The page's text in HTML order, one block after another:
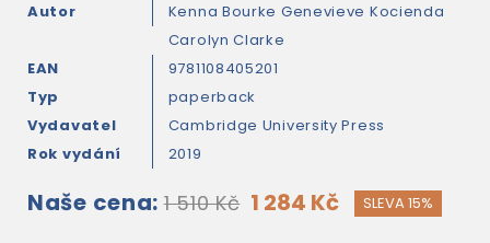
Autor Kenna Bourke Genevieve Kocienda
Carolyn Clarke
EAN
9781108405201
Typ
paperback
Vydavatel
Cambridge University Press
Rok vydání
2019
Naše cena: 1 510 Kč 1 284 Kč SLEVA 15%